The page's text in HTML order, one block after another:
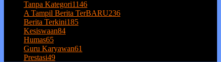
Tanpa Kategori1146
A Tampil Berita TerBARU236
Berita Terkini185
Kesiswaan84
Humas65
Guru Karyawan61
Prestasi49